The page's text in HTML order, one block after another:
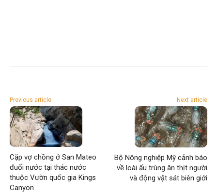
Previous article
Cặp vợ chồng ở San Mateo
đuối nước tại thác nước
thuộc Vườn quốc gia Kings
Canyon
Next article
Bộ Nông nghiệp Mỹ cảnh báo
về loài ấu trùng ăn thịt người
và động vật sát biên giới